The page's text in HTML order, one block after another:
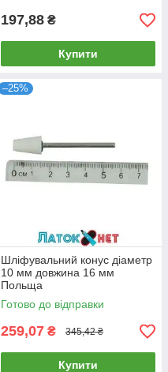
197,88 ₴
Купити
–25%
Шліфувальний конус діаметр
10 мм довжина 16 мм
Польща
Готово до відправки
259,07 ₴ 345,42 ₴
Купити